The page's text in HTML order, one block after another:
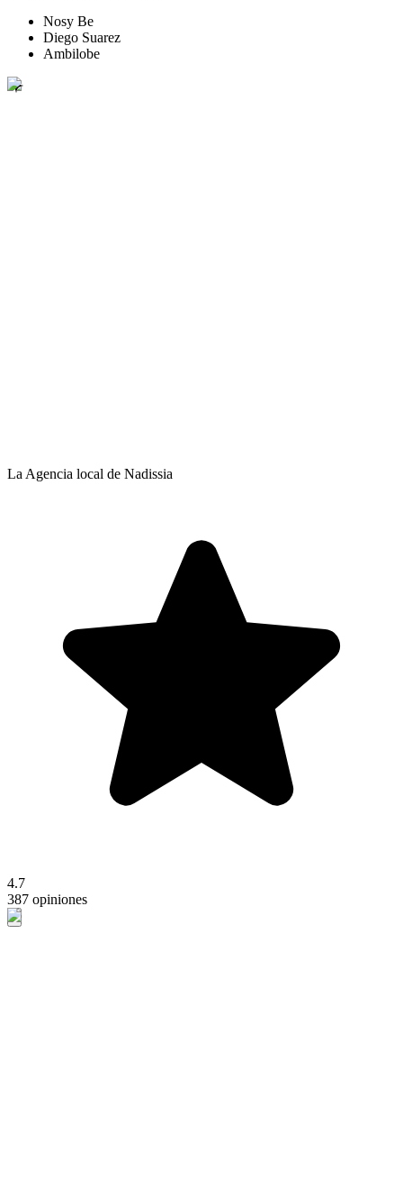
Nosy Be
Diego Suarez
Ambilobe
La Agencia local de Nadissia
4.7
387 opiniones